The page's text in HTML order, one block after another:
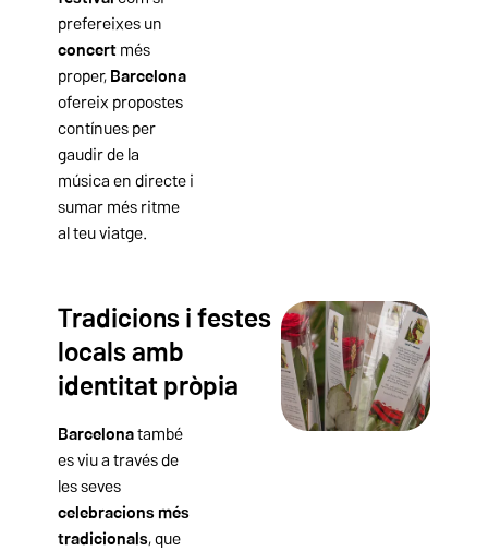
prefereixes un
concert més
proper, Barcelona
ofereix propostes
contínues per
gaudir de la
música en directe i
sumar més ritme
al teu viatge.
Tradicions i festes
locals amb
identitat pròpia
Barcelonatambé
es viu a través de
les seves
celebracions més
tradicionals, que